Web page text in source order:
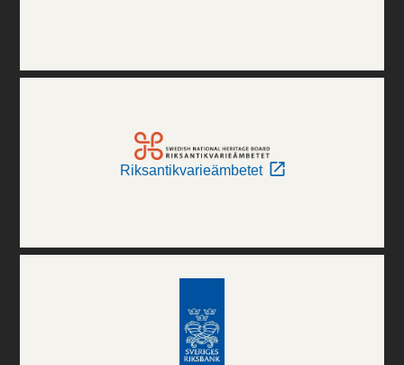
Riksantikvarieämbetet